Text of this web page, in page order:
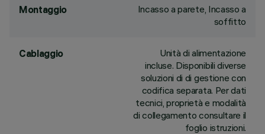
Montaggio
Incasso a parete, Incasso a
soffitto
Cablaggio
Unità di alimentazione
incluse. Disponibili diverse
soluzioni di di gestione con
codifica separata. Per dati
tecnici, proprietà e modalità
di collegamento consultare il
foglio istruzioni.